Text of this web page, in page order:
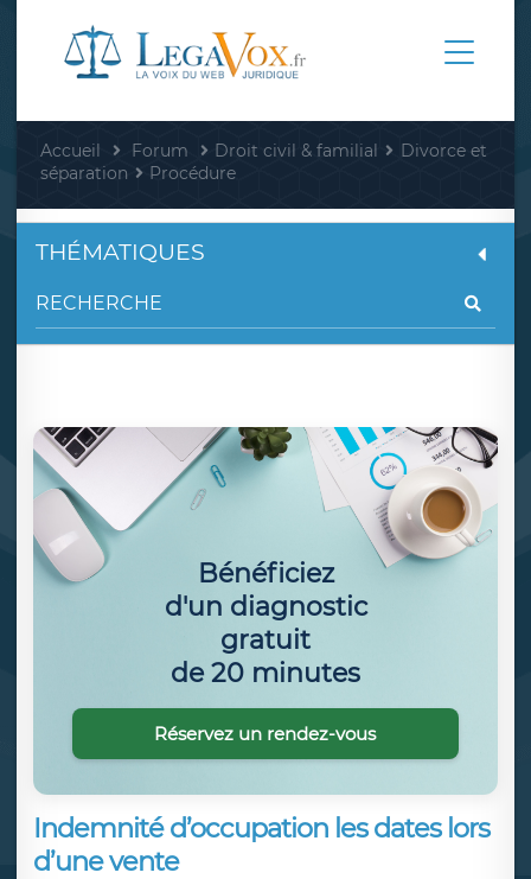
Accueil Forum Droit civil & familial
Divorce et
séparation
Procédure
Indemnité d’occupation les dates lors
d’une vente
THÉMATIQUES
Bénéficiez
d'un diagnostic
gratuit
de 20 minutes
Réservez un rendez-vous